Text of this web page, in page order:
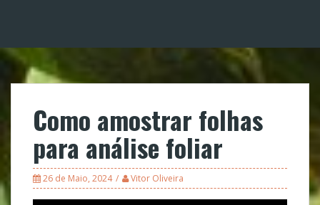
Como amostrar folhas
para análise foliar
26 de Maio, 2024 Vitor Oliveira